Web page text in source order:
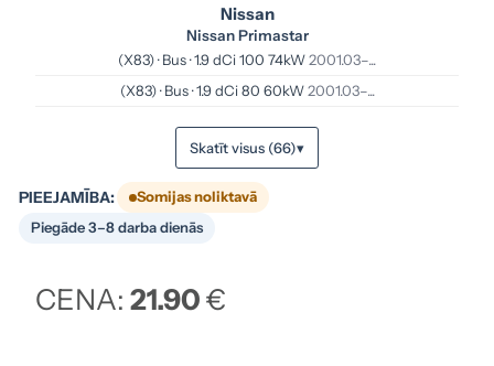
Nissan
Nissan Primastar
(X83) · Bus · 1.9 dCi 100 74kW2001.03–...
(X83) · Bus · 1.9 dCi 80 60kW 2001.03–...
Skatīt visus (66)▾
PIEEJAMĪBA:
Somijas noliktavā
Piegāde 3–8 darba dienās
CENA:21.90€